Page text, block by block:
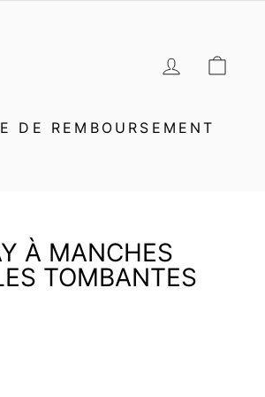
SE
DE REMBOURSEMENT
À MANCHES
TOMBANTES